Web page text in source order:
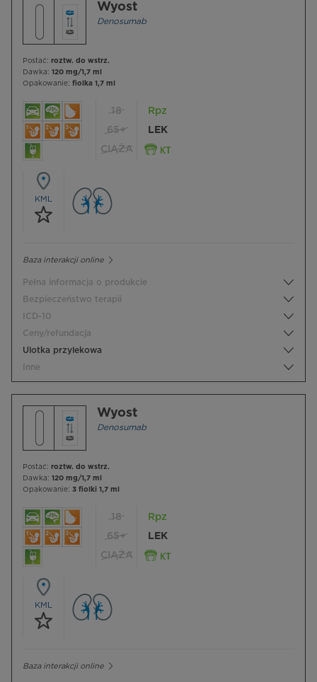
Wyost
Denosumab
Postać: roztw. do wstrz.
Dawka: 120 mg/1,7 ml
Opakowanie: fiolka 1,7 ml
18
65+
CIĄŻA
Rpz
LEK
KML
Baza interakcji online
Pełna informacja o produkcie
Bezpieczeństwo terapii
ICD-10
Ceny/refundacja
Ulotka przylekowa
Inne
Wyost
Denosumab
Postać: roztw. do wstrz.
Dawka: 120 mg/1,7 ml
Opakowanie: 3 fiolki 1,7 ml
18
65+
CIĄŻA
Rpz
LEK
KML
Baza interakcji online